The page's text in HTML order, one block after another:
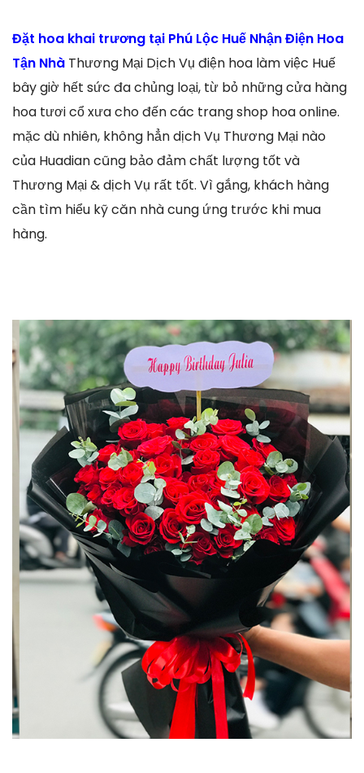
Đặt hoa khai trương tại Phú Lộc Huế Nhận Điện Hoa
Tận Nhà Thương Mại Dịch Vụ điện hoa làm việc Huế
bây giờ hết sức đa chủng loại, từ bỏ những cửa hàng
hoa tươi cổ xưa cho đến các trang shop hoa online.
mặc dù nhiên, không hẳn dịch Vụ Thương Mại nào
của Huadian cũng bảo đảm chất lượng tốt và
Thương Mại & dịch Vụ rất tốt. Vì gắng, khách hàng
cần tìm hiểu kỹ căn nhà cung ứng trước khi mua
hàng.